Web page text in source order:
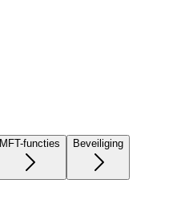
MFT-functies Beveiliging